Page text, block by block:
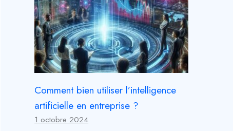
Comment bien utiliser l’intelligence
artificielle en entreprise ?
1 octobre 2024